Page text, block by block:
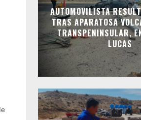
AUTOMOVILISTA
TRAS APARATOSA
TRANSPENINSULAR,
LUCAS